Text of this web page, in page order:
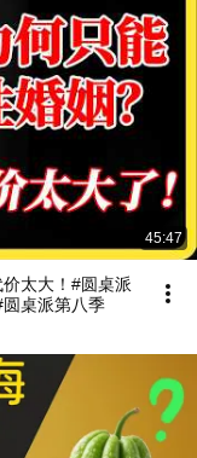
45:47
太大！#圆桌派
桌派第八季